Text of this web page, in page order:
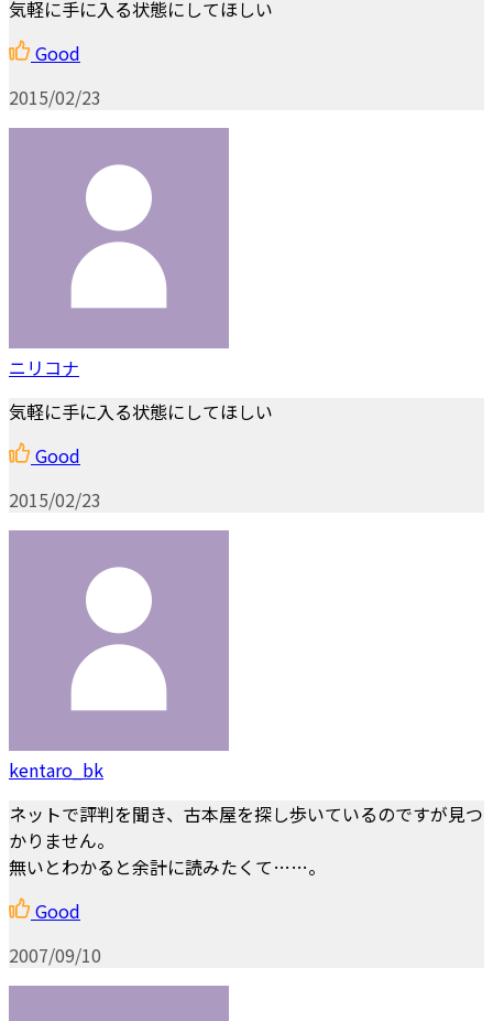
気軽に手に入る状態にしてほしい
Good
2015/02/23
ニリコナ
気軽に手に入る状態にしてほしい
Good
2015/02/23
kentaro_bk
ネットで評判を聞き、古本屋を探し歩いているのですが見つ
かりません。
無いとわかると余計に読みたくて……。
Good
2007/09/10